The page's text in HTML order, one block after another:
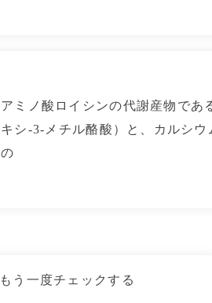
アミノ酸ロイシンの代謝産物であ
キシ-3-メチル酪酸）と、カルシウ
の
もう一度チェックする